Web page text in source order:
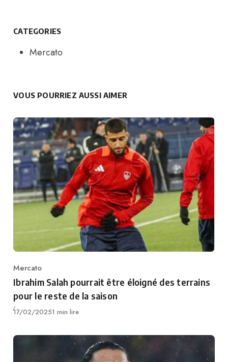
CATEGORIES
Mercato
VOUS POURRIEZ AUSSI AIMER
Category
Mercato
Ibrahim Salah pourrait être éloigné des terrains
pour le reste de la saison
Publié
17/02/20251 min lire